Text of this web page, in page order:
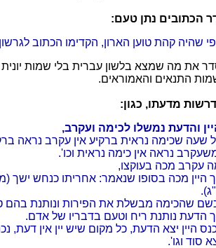
הכתובים נתן טעם:
שהיה קהת טוען הארון, הקדימו הכתוב
את מה שמצא בלשון עברית בלי שמות יונית
התנאים והאמוראים.
מדעתו, כגון:
והדעת נמשלו לכימה ועקרב,
שעה שכימה נראית ברקיע אין עקרב נראה
נראה אין כימה נראית וכו'.
עקרב מכה בעוקצו,
היין מכה בסופו שנאמר: אחריתו כנחש ישך
שהכימה מבשלת את הפירות ונותנת בהם
הדעת נותנת ריח וטעם בדבריו של אדם.
היין יצא הדעת, כל מקום שיש יין אין דעת,
סוד וגו'.